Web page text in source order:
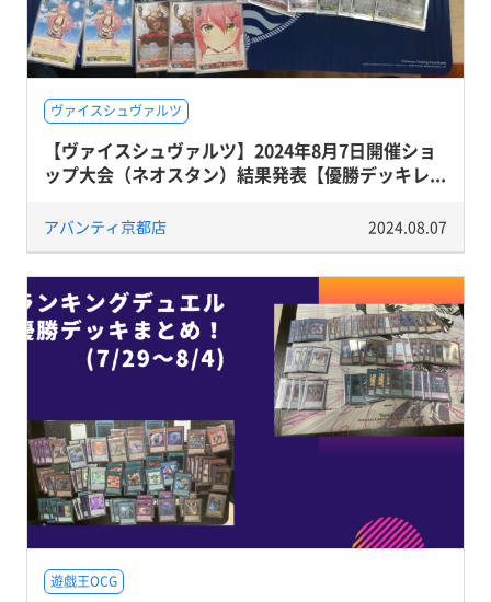
ヴァイスシュヴァルツ
【ヴァイスシュヴァルツ】2024年8月7日開催ショ
ップ大会（ネオスタン）結果発表【優勝デッキレ...
アバンティ京都店 2024.08.07
遊戯王OCG